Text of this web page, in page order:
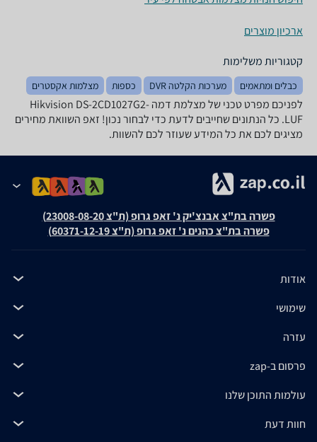
ארכיון מוצרים
קטגוריות משלימות
כבלים ומתאמים מערכות הקלטה DVR כספות מצלמות אקסטרים
לפניכם מפרט טכני של ‏מצלמת דמה Hikvision DS-2CD1027G2-
LUF. כל הנתונים שחייבים לדעת כדי לבחור נכון! זאפ השוואת מחירים
מציגים לכם את כל המידע שעוזר לכם להשוות.
פשרה בת"צ אבנצ'יק נ' זאפ גרופ (ת"צ 23008-08-20)
פשרה בת"צ כהנים נ' זאפ גרופ (ת"צ 60371-12-19)
אודות
שימושי
עזרה
פרסום ב-zap
עולמות התוכן שלנו
חוות דעת